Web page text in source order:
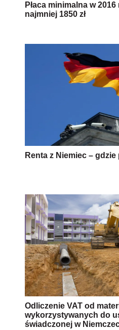
Płaca minimalna w
najmniej 1850 zł
Renta z Niemiec – gdzie
Odliczenie VAT od
wykorzystywanych do
świadczonej w